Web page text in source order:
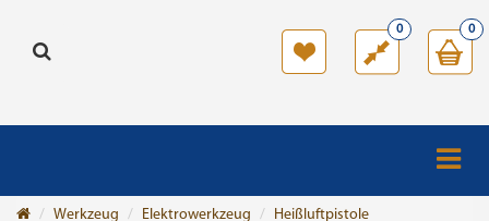
0
0
Werkzeug Elektrowerkzeug Heißluftpistole